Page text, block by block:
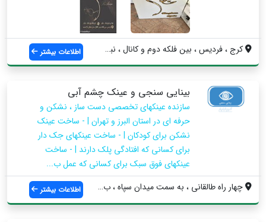
کرج ، فردیس ، بین فلکه دوم و کانال ، نبش... اطلاعات بیشتر
بینایی سنجی و عینک چشم آبی
سازنده عینکهای تخصصی دست ساز ، نشکن و
حرفه ای در استان البرز و تهران | - ساخت عینک
نشکن برای کودکان | - ساخت عینکهای جک دار
برای کسانی که افتادگی پلک دارند | - ساخت
عینکهای فوق سبک برای کسانی که عمل ب...
چهار راه طالقانی ، به سمت میدان سپاه ، ب...
اطلاعات بیشتر